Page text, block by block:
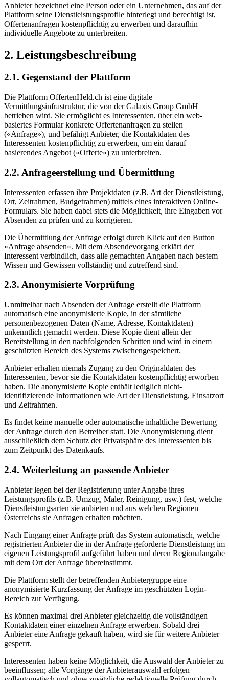
Anbieter bezeichnet eine Person oder ein Unternehmen, das auf der
Plattform seine Dienstleistungsprofile hinterlegt und berechtigt ist,
Offertenanfragen kostenpflichtig zu erwerben und daraufhin
individuelle Angebote zu unterbreiten.
2. Leistungsbeschreibung
2.1. Gegenstand der Plattform
Die Plattform OffertenHeld.ch ist eine digitale
Vermittlungsinfrastruktur, die von der Galaxis Group GmbH
betrieben wird. Sie ermöglicht es Interessenten, über ein web-
basiertes Formular konkrete Offertenanfragen zu stellen
(«Anfrage»), und befähigt Anbieter, die Kontaktdaten des
Interessenten kostenpflichtig zu erwerben, um ein darauf
basierendes Angebot («Offerte») zu unterbreiten.
2.2. Anfrageerstellung und Übermittlung
Interessenten erfassen ihre Projektdaten (z.B. Art der Dienstleistung,
Ort, Zeitrahmen, Budgetrahmen) mittels eines interaktiven Online-
Formulars. Sie haben dabei stets die Möglichkeit, ihre Eingaben vor
Absenden zu prüfen und zu korrigieren.
Die Übermittlung der Anfrage erfolgt durch Klick auf den Button
«Anfrage absenden». Mit dem Absendevorgang erklärt der
Interessent verbindlich, dass alle gemachten Angaben nach bestem
Wissen und Gewissen vollständig und zutreffend sind.
2.3. Anonymisierte Vorprüfung
Unmittelbar nach Absenden der Anfrage erstellt die Plattform
automatisch eine anonymisierte Kopie, in der sämtliche
personenbezogenen Daten (Name, Adresse, Kontaktdaten)
unkenntlich gemacht werden. Diese Kopie dient allein der
Bereitstellung in den nachfolgenden Schritten und wird in einem
geschützten Bereich des Systems zwischengespeichert.
Anbieter erhalten niemals Zugang zu den Originaldaten des
Interessenten, bevor sie die Kontaktdaten kostenpflichtig erworben
haben. Die anonymisierte Kopie enthält lediglich nicht-
identifizierende Informationen wie Art der Dienstleistung, Einsatzort
und Zeitrahmen.
Es findet keine manuelle oder automatische inhaltliche Bewertung
der Anfrage durch den Betreiber statt. Die Anonymisierung dient
ausschließlich dem Schutz der Privatsphäre des Interessenten bis
zum Zeitpunkt des Datenkaufs.
2.4. Weiterleitung an passende Anbieter
Anbieter legen bei der Registrierung unter Angabe ihres
Leistungsprofils (z.B. Umzug, Maler, Reinigung, usw.) fest, welche
Dienstleistungsarten sie anbieten und aus welchen Regionen
Österreichs sie Anfragen erhalten möchten.
Nach Eingang einer Anfrage prüft das System automatisch, welche
registrierten Anbieter die in der Anfrage geforderte Dienstleistung im
eigenen Leistungsprofil aufgeführt haben und deren Regionalangabe
mit dem Ort der Anfrage übereinstimmt.
Die Plattform stellt der betreffenden Anbietergruppe eine
anonymisierte Kurzfassung der Anfrage im geschützten Login-
Bereich zur Verfügung.
Es können maximal drei Anbieter gleichzeitig die vollständigen
Kontaktdaten einer einzelnen Anfrage erwerben. Sobald drei
Anbieter eine Anfrage gekauft haben, wird sie für weitere Anbieter
gesperrt.
Interessenten haben keine Möglichkeit, die Auswahl der Anbieter zu
beeinflussen; alle Vorgänge der Anbieterauswahl erfolgen